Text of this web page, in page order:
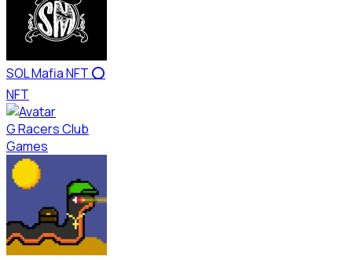
SOL Mafia NFT ⭕
NFT
G Racers Club
Games